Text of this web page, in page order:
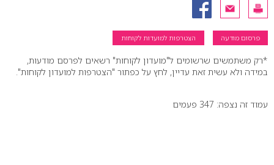
פרסום מודעה הצטרפות למועדות לקוחות
*רק משתמשים שרשומים ל"מועדון לקוחות" רשאים לפרסם מודעות,
במידה ולא עשית זאת עדיין, לחץ על כפתור "הצטרפות למועדון לקוחות".
עמוד זה נצפה: 347 פעמים